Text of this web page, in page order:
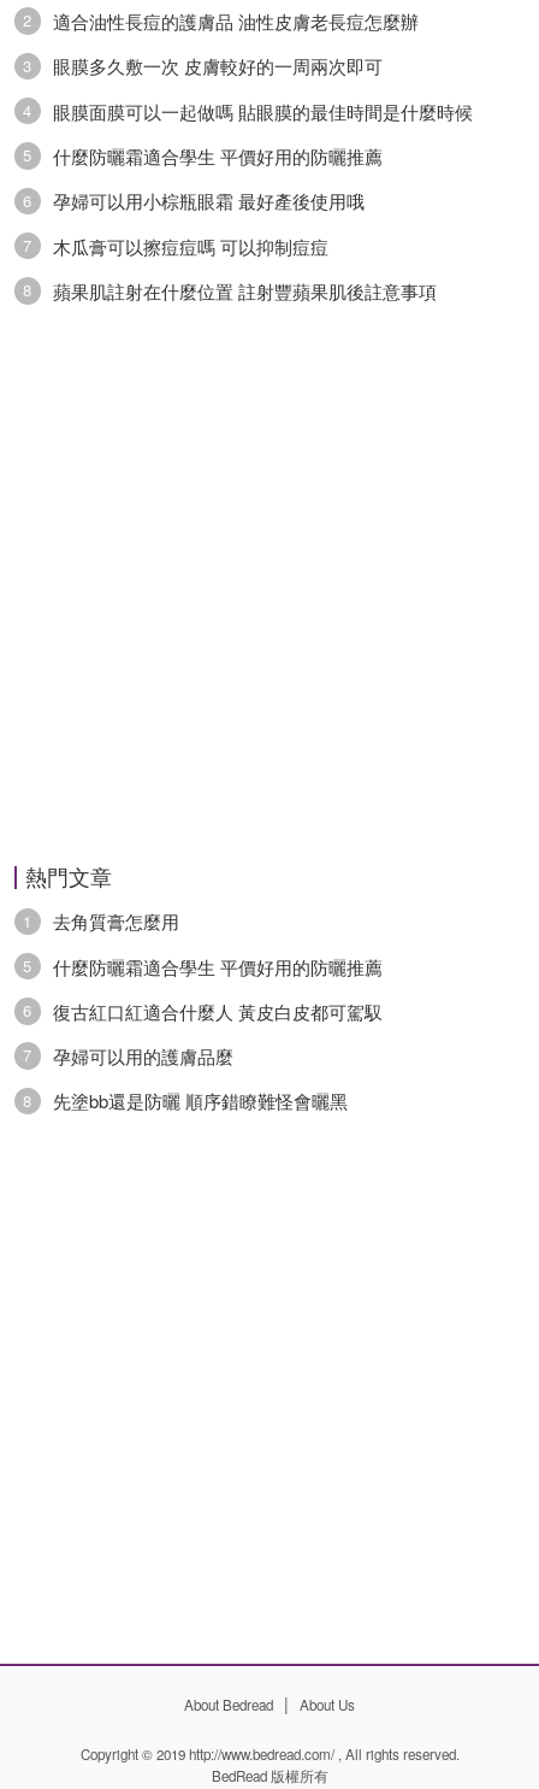
2 適合油性長痘的護膚品 油性皮膚老長痘怎麼辦
3 眼膜多久敷一次 皮膚較好的一周兩次即可
4 眼膜面膜可以一起做嗎 貼眼膜的最佳時間是什麼時候
5 什麼防曬霜適合學生 平價好用的防曬推薦
6 孕婦可以用小棕瓶眼霜 最好產後使用哦
7 木瓜膏可以擦痘痘嗎 可以抑制痘痘
8 蘋果肌註射在什麼位置 註射豐蘋果肌後註意事項
熱門文章
1 去角質膏怎麼用
5 什麼防曬霜適合學生 平價好用的防曬推薦
6 復古紅口紅適合什麼人 黃皮白皮都可駕馭
7 孕婦可以用的護膚品麼
8 先塗bb還是防曬 順序錯瞭難怪會曬黑
About Bedread | About Us
Copyright © 2019 http://www.bedread.com/ , All rights reserved.
BedRead版權所有